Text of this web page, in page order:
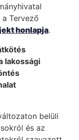
Tervező
honlapja.
lakossági
belüli
és az